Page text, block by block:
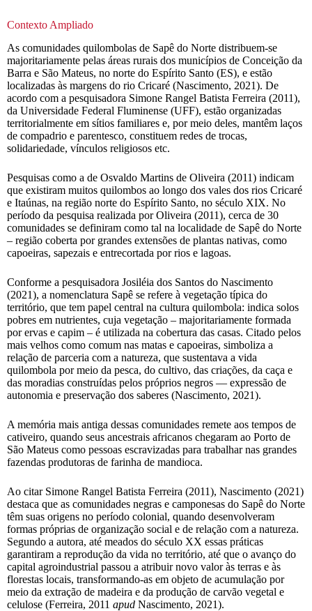
Contexto Ampliado
As comunidades quilombolas de Sapê do Norte distribuem-se
majoritariamente pelas áreas rurais dos municípios de Conceição da
Barra e São Mateus, no norte do Espírito Santo (ES), e estão
localizadas às margens do rio Cricaré (Nascimento, 2021). De
acordo com a pesquisadora Simone Rangel Batista Ferreira (2011),
da Universidade Federal Fluminense (UFF), estão organizadas
territorialmente em sítios familiares e, por meio deles, mantêm laços
de compadrio e parentesco, constituem redes de trocas,
solidariedade, vínculos religiosos etc.
Pesquisas como a de Osvaldo Martins de Oliveira (2011) indicam
que existiram muitos quilombos ao longo dos vales dos rios Cricaré
e Itaúnas, na região norte do Espírito Santo, no século XIX. No
período da pesquisa realizada por Oliveira (2011), cerca de 30
comunidades se definiram como tal na localidade de Sapê do Norte
– região coberta por grandes extensões de plantas nativas, como
capoeiras, sapezais e entrecortada por rios e lagoas.
Conforme a pesquisadora Josiléia dos Santos do Nascimento
(2021), a nomenclatura Sapê se refere à vegetação típica do
território, que tem papel central na cultura quilombola: indica solos
pobres em nutrientes, cuja vegetação – majoritariamente formada
por ervas e capim – é utilizada na cobertura das casas. Citado pelos
mais velhos como comum nas matas e capoeiras, simboliza a
relação de parceria com a natureza, que sustentava a vida
quilombola por meio da pesca, do cultivo, das criações, da caça e
das moradias construídas pelos próprios negros — expressão de
autonomia e preservação dos saberes (Nascimento, 2021).
A memória mais antiga dessas comunidades remete aos tempos de
cativeiro, quando seus ancestrais africanos chegaram ao Porto de
São Mateus como pessoas escravizadas para trabalhar nas grandes
fazendas produtoras de farinha de mandioca.
Ao citar Simone Rangel Batista Ferreira (2011), Nascimento (2021)
destaca que as comunidades negras e camponesas do Sapê do Norte
têm suas origens no período colonial, quando desenvolveram
formas próprias de organização social e de relação com a natureza.
Segundo a autora, até meados do século XX essas práticas
garantiram a reprodução da vida no território, até que o avanço do
capital agroindustrial passou a atribuir novo valor às terras e às
florestas locais, transformando-as em objeto de acumulação por
meio da extração de madeira e da produção de carvão vegetal e
celulose (Ferreira, 2011 apud Nascimento, 2021).